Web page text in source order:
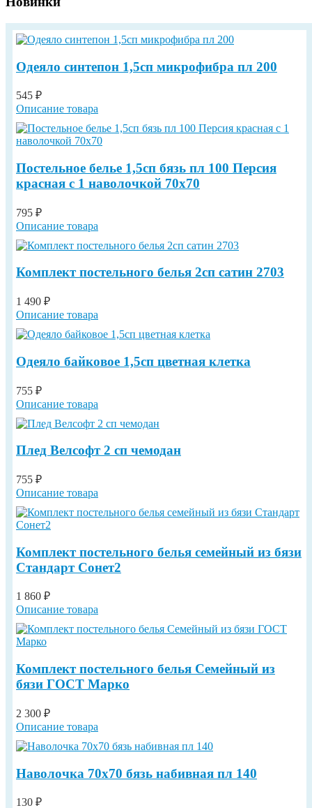
Одеяло синтепон 1,5сп микрофибра пл 200
545 ₽
Описание товара
Постельное белье 1,5сп бязь пл 100 Персия
красная с 1 наволочкой 70х70
795 ₽
Описание товара
Комплект постельного белья 2сп сатин 2703
1 490 ₽
Описание товара
Одеяло байковое 1,5сп цветная клетка
755 ₽
Описание товара
Плед Велсофт 2 сп чемодан
755 ₽
Описание товара
Комплект постельного белья семейный из бязи
Cтандарт Сонет2
1 860 ₽
Описание товара
Комплект постельного белья Семейный из
бязи ГОСТ Марко
2 300 ₽
Описание товара
Наволочка 70х70 бязь набивная пл 140
130 ₽